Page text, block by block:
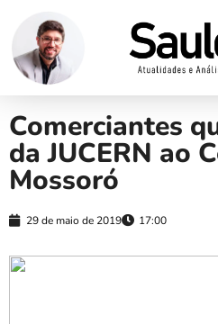
Comerciantes
da JUCERN ao
Mossoró
29 de maio de 2019 17:00